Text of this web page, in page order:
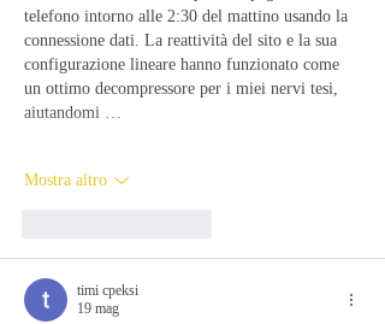
telefono intorno alle 2:30 del mattino usando la
connessione dati. La reattività del sito e la sua
configurazione lineare hanno funzionato come
un ottimo decompressore per i miei nervi tesi,
aiutandomi …
Mostra altro
timi cpeksi
19 mag